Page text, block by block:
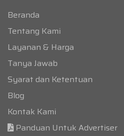
Beranda
Tentang Kami
Layanan & Harga
Tanya Jawab
Syarat dan Ketentuan
Blog
Kontak Kami
Panduan Untuk Advertiser